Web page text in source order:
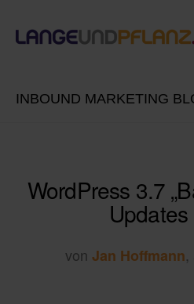
INBOUND MARKETING
WordPress 3.7
von Jan Hoffmann,